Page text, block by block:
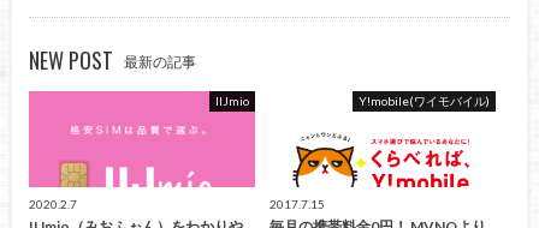
NEW POST 最新の記事
IIJmio
2020.2.7
Y!mobile(ワイモバイル)
2017.7.15